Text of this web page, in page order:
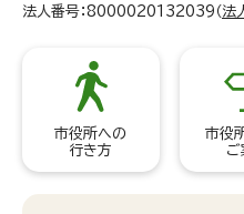
法人番号：8000020132039（ 法
市役所への
行き方
市役
ご